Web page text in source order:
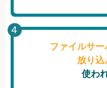
ファイルサー
放り込
使わ